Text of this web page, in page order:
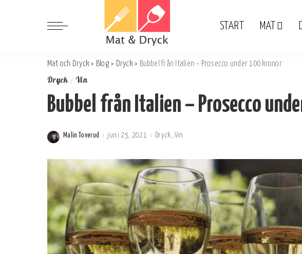
START MAT
Mat och Dryck > Blog> Dryck> Bubbel från Italien – Prosecco under 100 kronor
Dryck Vin
Bubbel från Italien – Prosecco
Postat
Malin Toverud juni 25, 2021 Dryck Vin